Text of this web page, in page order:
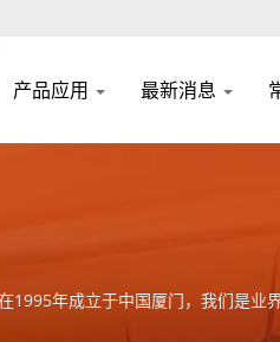
产品应用 最新消息
年成立于中国厦门，我们是